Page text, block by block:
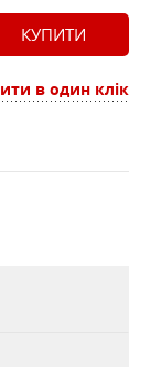
КУПИТИ
в один клік